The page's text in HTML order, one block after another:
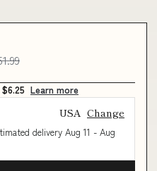
$6.25 Learn more
USA Change
delivery Aug 11 - Aug